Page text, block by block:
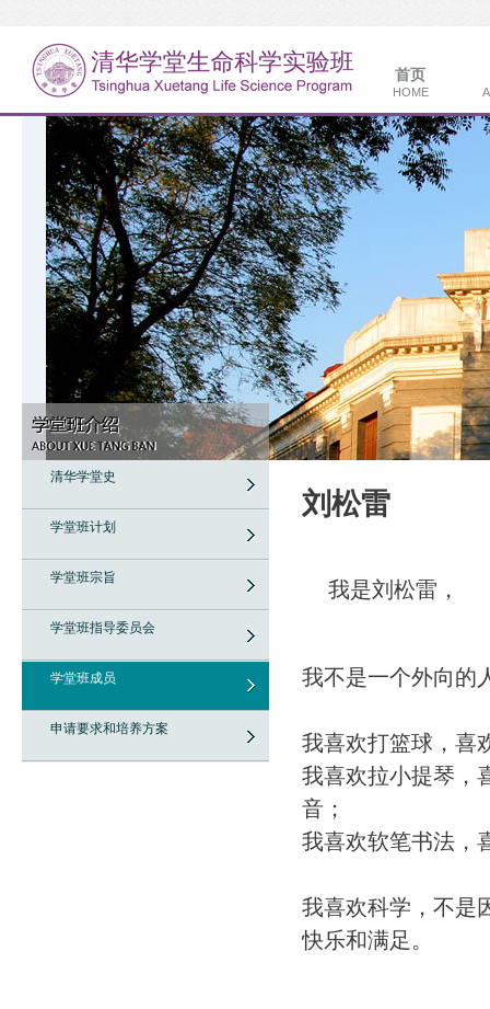
首页
HOME
清华学堂史
学堂班计划
学堂班宗旨
学堂班指导委员会
学堂班成员
申请要求和培养方案
刘松雷
我是刘松雷，
我不是一个外向的
我喜欢打篮球，喜
我喜欢拉小提琴，
音；
我喜欢软笔书法，
我喜欢科学，不是
快乐和满足。